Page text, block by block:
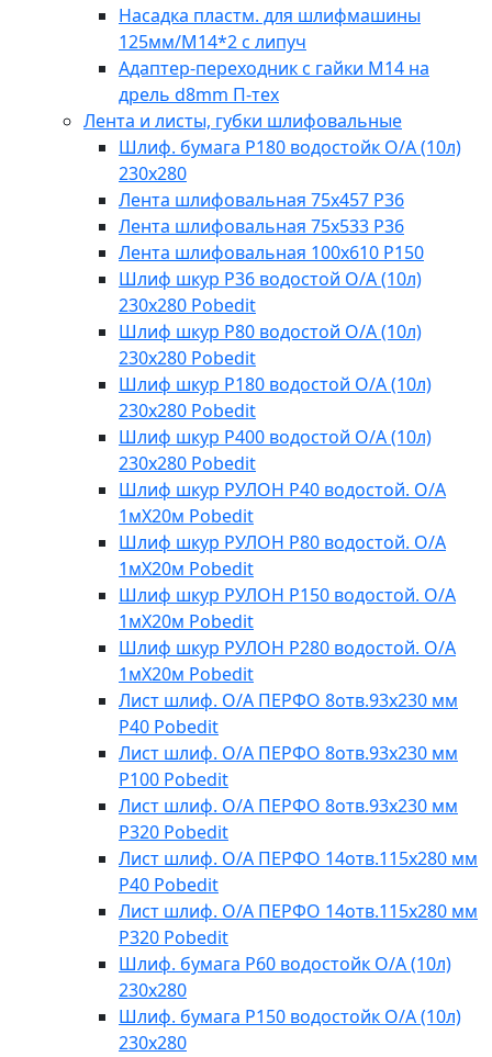
Насадка пластм. для шлифмашины
125мм/М14*2 с липуч
Адаптер-переходник с гайки М14 на
дрель d8mm П-тех
Лента и листы, губки шлифовальные
Шлиф. бумага Р180 водостойк О/А (10л)
230х280
Лента шлифовальная 75х457 Р36
Лента шлифовальная 75х533 Р36
Лента шлифовальная 100х610 Р150
Шлиф шкур Р36 водостой О/А (10л)
230х280 Pobedit
Шлиф шкур Р80 водостой О/А (10л)
230х280 Pobedit
Шлиф шкур Р180 водостой О/А (10л)
230х280 Pobedit
Шлиф шкур Р400 водостой О/А (10л)
230х280 Pobedit
Шлиф шкур РУЛОН Р40 водостой. О/А
1мХ20м Pobedit
Шлиф шкур РУЛОН Р80 водостой. О/А
1мХ20м Pobedit
Шлиф шкур РУЛОН Р150 водостой. О/А
1мХ20м Pobedit
Шлиф шкур РУЛОН Р280 водостой. О/А
1мХ20м Pobedit
Лист шлиф. О/А ПЕРФО 8отв.93х230 мм
Р40 Pobedit
Лист шлиф. О/А ПЕРФО 8отв.93х230 мм
Р100 Pobedit
Лист шлиф. О/А ПЕРФО 8отв.93х230 мм
Р320 Pobedit
Лист шлиф. О/А ПЕРФО 14отв.115х280 мм
Р40 Pobedit
Лист шлиф. О/А ПЕРФО 14отв.115х280 мм
Р320 Pobedit
Шлиф. бумага Р60 водостойк О/А (10л)
230х280
Шлиф. бумага Р150 водостойк О/А (10л)
230х280